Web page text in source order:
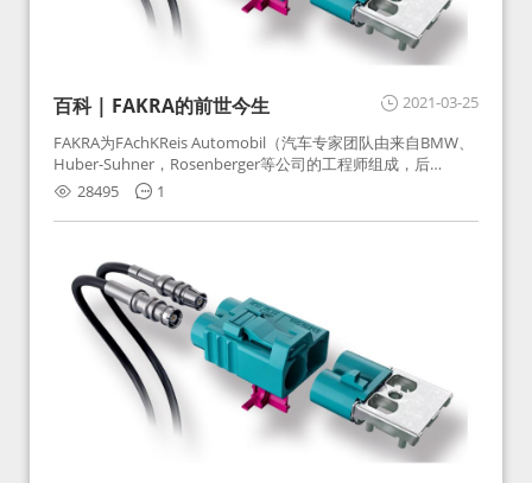
2021-03-25
百科 | FAKRA的前世今生
FAKRA为FAchKReis Automobil（汽车专家团队由来自BMW、
Huber-Suhner，Rosenberger等公司的工程师组成，后
Huber-Suhner相关连接器业务及技术在2010年并入
Rosenberger）缩写。起初为BMW需求用于车载收音机天线连
接，如今FAKRA已成为汽车行业通用标准的射频连接器，被业
28495 1